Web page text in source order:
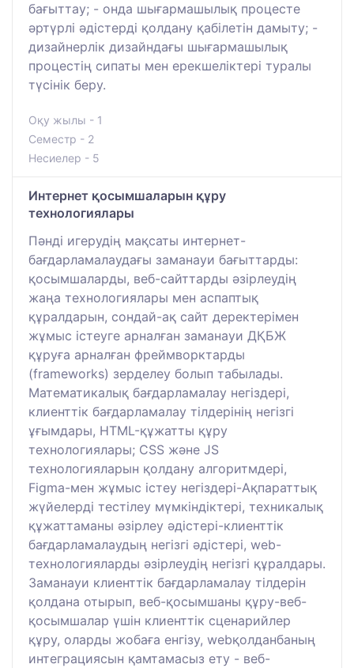
бағыттау; - онда шығармашылық процесте
әртүрлі әдістерді қолдану қабілетін дамыту; -
дизайнерлік дизайндағы шығармашылық
процестің сипаты мен ерекшеліктері туралы
түсінік беру.
Оқу жылы - 1
Семестр - 2
Несиелер - 5
Интернет қосымшаларын құру
технологиялары
Пәнді игерудің мақсаты интернет-
бағдарламалаудағы заманауи бағыттарды:
қосымшаларды, веб-сайттарды әзірлеудің
жаңа технологиялары мен аспаптық
құралдарын, сондай-ақ сайт деректерімен
жұмыс істеуге арналған заманауи ДҚБЖ
құруға арналған фреймворктарды
(frameworks) зерделеу болып табылады.
Математикалық бағдарламалау негіздері,
клиенттік бағдарламалау тілдерінің негізгі
ұғымдары, HTML-құжатты құру
технологиялары; CSS және JS
технологияларын қолдану алгоритмдері,
Figma-мен жұмыс істеу негіздері-Ақпараттық
жүйелерді тестілеу мүмкіндіктері, техникалық
құжаттаманы әзірлеу әдістері-клиенттік
бағдарламалаудың негізгі әдістері, web-
технологияларды әзірлеудің негізгі құралдары.
Заманауи клиенттік бағдарламалау тілдерін
қолдана отырып, веб-қосымшаны құру-веб-
қосымшалар үшін клиенттік сценарийлер
құру, оларды жобаға енгізу, webқолданбаның
интеграциясын қамтамасыз ету - веб-